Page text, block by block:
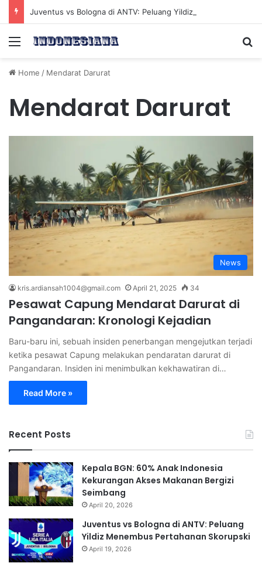
Menu
Home / Mendarat Darurat
Mendarat Darurat
News
kris.ardiansah1004@gmail.com April 21, 2025 34
Pesawat Capung Mendarat Darurat di
Pangandaran: Kronologi Kejadian
Baru-baru ini, sebuah insiden penerbangan mengejutkan terjadi
ketika pesawat Capung melakukan pendaratan darurat di
Pangandaran. Insiden ini menimbulkan kekhawatiran di…
Read More »
Recent Posts
Kepala BGN: 60% Anak Indonesia
Kekurangan Akses Makanan Bergizi
Seimbang
April 20, 2026
Juventus vs Bologna di ANTV: Peluang
Yildiz Menembus Pertahanan Skorupski
April 19, 2026